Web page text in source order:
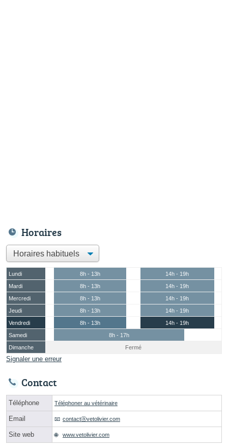
Horaires
Lundi 8h - 13h
14h - 19h
Mardi
8h - 13h
14h - 19h
Mercredi
8h - 13h
14h - 19h
Jeudi
8h - 13h
14h - 19h
Vendredi
8h - 13h
14h - 19h
Samedi
8h - 17h
Dimanche
Fermé
Signaler une erreur
Contact
Téléphone Téléphoner au vétérinaire
Email contactⓐvetolivier.com
Site web www.vetolivier.com